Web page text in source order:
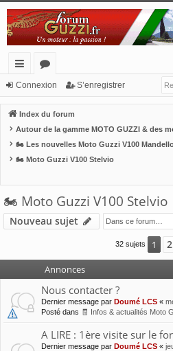
cc
ès
ra
pi
or
u
m
s
Connexion S’enregistrer
Index du forum
Autour de la gamme MOTO GUZZI & des
🏍 Les nouvelles Moto Guzzi V100
🏍 Moto Guzzi V100 Stelvio
🏍 Moto Guzzi V100 Stelvio
Nouveau sujet
32 sujets 1 2
Annonces
Nous contacter ?
Dernier message par Doumé LCS «
Posté dans 🧾 Infos & actualités Moto
A LIRE : 1ère visite sur le
Dernier message par Doumé LCS «